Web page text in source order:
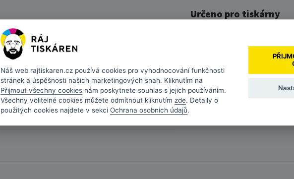
2500 stran
Ano
Určeno pro tiskárny
CANON MAXIFY IB4050
CANON MAXIFY IB4100 SERIES
CANON MAXIFY IB4150
Zobrazit vše (10)
Náš web rajtiskaren.cz používá cookies pro vyhodnocování funkčnosti
stránek a úspěšnosti našich marketingových snah. Kliknutím na
Přijmout všechny cookies nám poskytnete souhlas s jejich používáním.
Všechny volitelné cookies můžete odmítnout kliknutím zde. Detaily o
použitých cookies najdete v sekci Ochrana osobních údajů.